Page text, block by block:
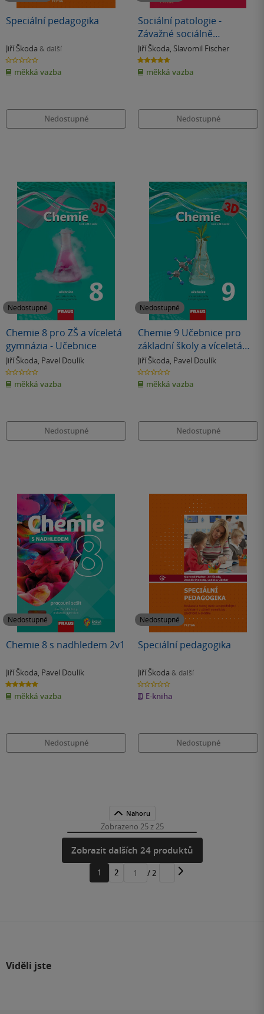
Speciální pedagogika
Jiří Škoda & další
0.0
z
5
hvězdiček
měkká vazba
Nedostupné
Sociální patologie -
Závažné sociálně
patologické jevy, příčiny,
prevence, možnosti řešení
Jiří Škoda, Slavomil Fischer
4.7
z
5
hvězdiček
měkká vazba
Nedostupné
Nedostupné
Chemie 8 pro ZŠ a víceletá
gymnázia - Učebnice
Jiří Škoda, Pavel Doulík
0.0
z
5
hvězdiček
měkká vazba
Nedostupné
Nedostupné
Chemie 9 Učebnice pro
základní školy a víceletá
gymnázia
Jiří Škoda, Pavel Doulík
0.0
z
5
hvězdiček
měkká vazba
Nedostupné
Nedostupné
Chemie 8 s nadhledem 2v1
Jiří Škoda, Pavel Doulík
5.0
z
5
hvězdiček
měkká vazba
Nedostupné
Nedostupné
Speciální pedagogika
Jiří Škoda & další
0.0
z
5
hvězdiček
E-kniha
Nedostupné
Nahoru
Zobrazeno 25 z 25
Zobrazit dalších 24 produktů
1 2
Přejít
/ 2
Viděli jste